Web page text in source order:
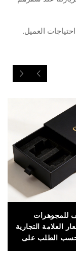
العميل.
للمجوهرات
العلامة التجارية
حسب الطلب على
أو غلاف ورقي